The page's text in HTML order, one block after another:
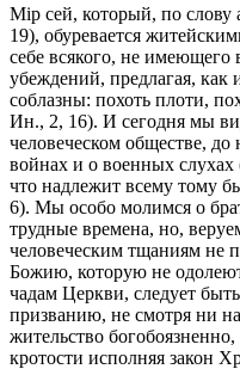
Мiр сей, который, по слову
19), обуревается
себе всякого, не
убеждений, предлагая, как
соблазны: похоть плоти,
Ин., 2, 16). И сегодня мы
человеческом обществе, до
войнах и о военных
что надлежит всему тому
6). Мы особо молимся о
трудные времена, но,
человеческим тщаниям не
Божию, которую не
чадам Церкви, следует
призванию, не смотря ни
жительство
кротости исполняя закон